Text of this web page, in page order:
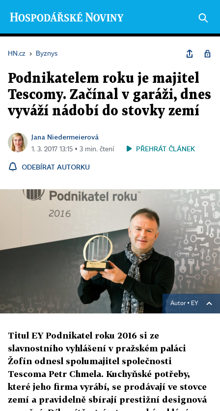
HN.cz › Byznys
Podnikatelem roku je majitel
Tescomy. Začínal v garáži, dnes
vyváží nádobí do stovky zemí
Jana Niedermeierová
1. 3. 2017 13:15 ▪ 3 min. čtení PŘEHRÁT ČLÁNEK
ODEBÍRAT AUTORKU
Autor ▪ EY
Titul EY Podnikatel roku 2016 si ze
slavnostního vyhlášení v pražském paláci
Žofín odnesl spolumajitel společnosti
Tescoma Petr Chmela. Kuchyňské potřeby,
které jeho firma vyrábí, se prodávají ve stovce
zemí a pravidelně sbírají prestižní designová